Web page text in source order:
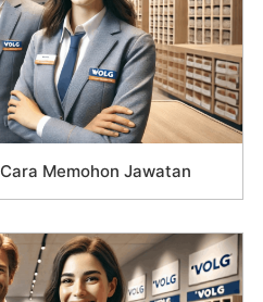
Memohon Jawatan